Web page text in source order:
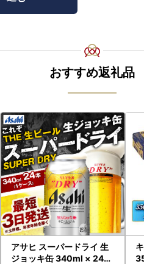
おすすめ返礼品
アサヒ スーパードライ 生
ジョッキ缶 340ml × 24本